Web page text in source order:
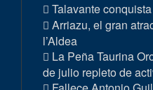
Talavante
Arriazu, el gran
l’Aldea
La Peña Taurina
de julio repleto de